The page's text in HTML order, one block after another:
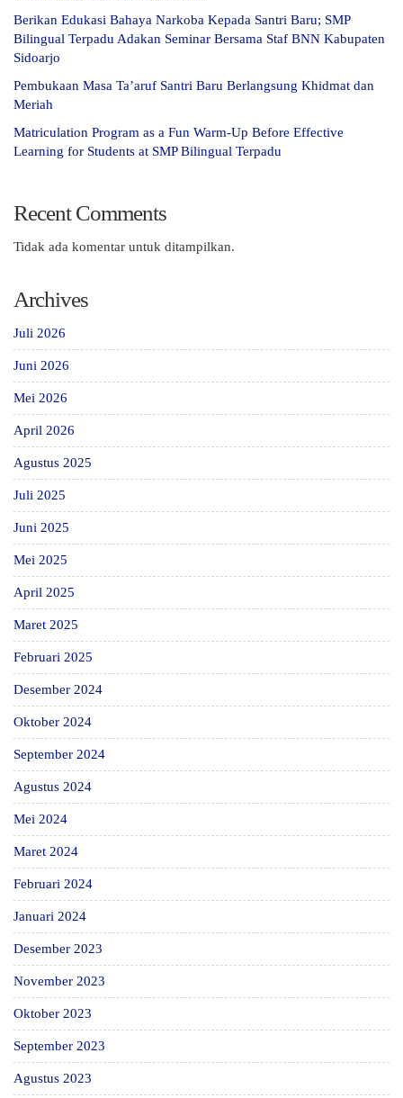
Berikan Edukasi Bahaya Narkoba Kepada Santri Baru; SMP
Bilingual Terpadu Adakan Seminar Bersama Staf BNN Kabupaten
Sidoarjo
Pembukaan Masa Ta’aruf Santri Baru Berlangsung Khidmat dan
Meriah
Matriculation Program as a Fun Warm-Up Before Effective
Learning for Students at SMP Bilingual Terpadu
Recent Comments
Tidak ada komentar untuk ditampilkan.
Archives
Juli 2026
Juni 2026
Mei 2026
April 2026
Agustus 2025
Juli 2025
Juni 2025
Mei 2025
April 2025
Maret 2025
Februari 2025
Desember 2024
Oktober 2024
September 2024
Agustus 2024
Mei 2024
Maret 2024
Februari 2024
Januari 2024
Desember 2023
November 2023
Oktober 2023
September 2023
Agustus 2023